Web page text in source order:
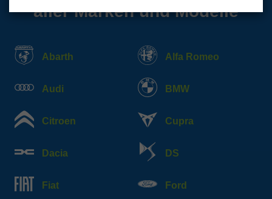
aller Marken und Modelle
Abarth Alfa Romeo
Audi BMW
Citroen Cupra
Dacia DS
Fiat Ford